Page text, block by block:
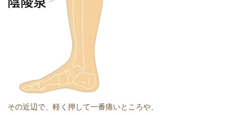
その近辺で、軽く押して一番痛いところや、